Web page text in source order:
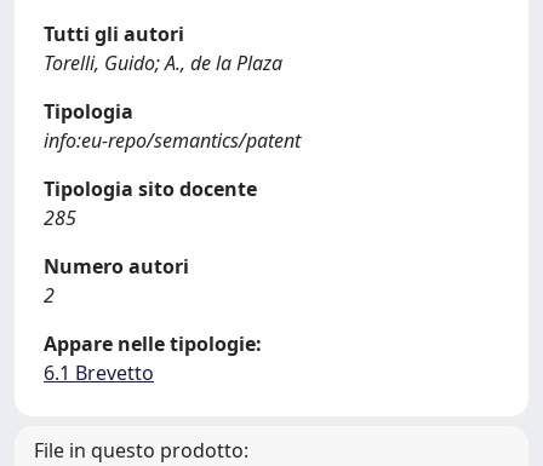
Tutti gli autori
Torelli, Guido; A., de la Plaza
Tipologia
info:eu-repo/semantics/patent
Tipologia sito docente
285
Numero autori
2
Appare nelle tipologie:
6.1 Brevetto
File in questo prodotto: